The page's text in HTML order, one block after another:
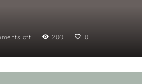
off 200 0